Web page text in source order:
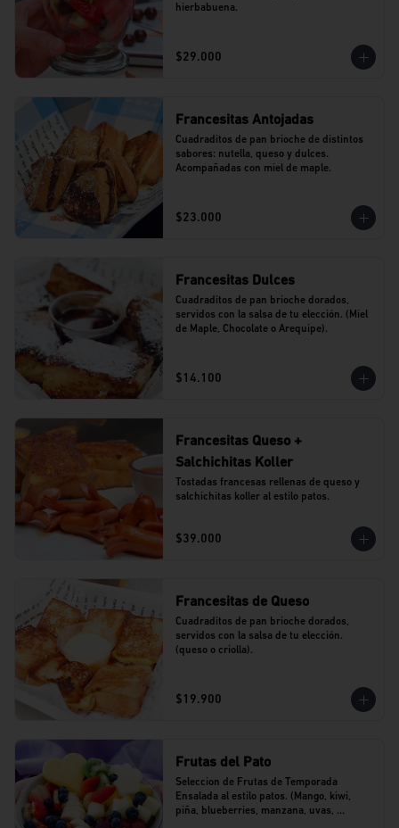
hierbabuena.
$29.000
Francesitas Antojadas
Cuadraditos de pan brioche de distintos
sabores: nutella, queso y dulces.
Acompañadas con miel de maple.
$23.000
Francesitas Dulces
Cuadraditos de pan brioche dorados,
servidos con la salsa de tu elección. (Miel
de Maple, Chocolate o Arequipe).
$14.100
Francesitas Queso +
Salchichitas Koller
Tostadas francesas rellenas de queso y
salchichitas koller al estilo patos.
$39.000
Francesitas de Queso
Cuadraditos de pan brioche dorados,
servidos con la salsa de tu elección.
(queso o criolla).
$19.900
Frutas del Pato
Seleccion de Frutas de Temporada
Ensalada al estilo patos. (Mango, kiwi,
piña, blueberries, manzana, uvas,